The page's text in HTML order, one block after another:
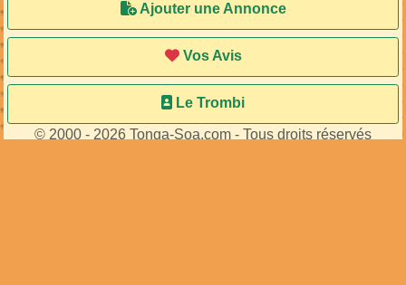
Ajouter une Annonce
Vos Avis
Le Trombi
© 2000 - 2026 Tonga-Soa.com - Tous droits réservés